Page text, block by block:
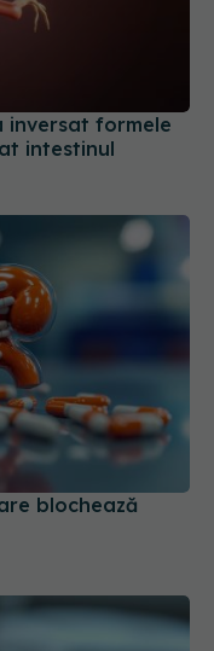
inversat formele
intestinul
blochează